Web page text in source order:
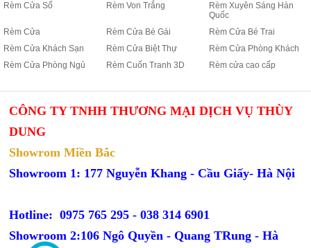
Rèm Cửa Sổ
Rèm Von Trắng
Rèm Xuyên Sáng Hàn
Quốc
Rèm Cửa
Rèm Cửa Bé Gái
Rèm Cửa Bé Trai
Rèm Cửa Khách Sạn
Rèm Cửa Biệt Thự
Rèm Cửa Phòng Khách
Rèm Cửa Phòng Ngủ
Rèm Cuốn Tranh 3D Rèm cửa cao cấp
CÔNG TY TNHH THƯƠNG MẠI DỊCH VỤ THÙY
DUNG
Showrom Miền Bắc
Showroom 1: 177 Nguyễn Khang - Cầu Giấy- Hà Nội
Hotline: 0975 765 295 -038 314 6901
Showroom 2:106 Ngô Quyền - Quang TRung - Hà